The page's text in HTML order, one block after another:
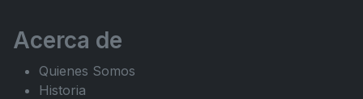
Acerca de
Quienes Somos
Historia